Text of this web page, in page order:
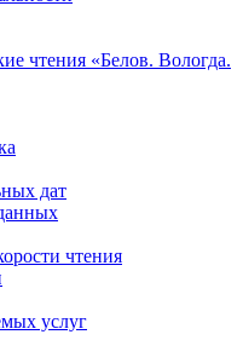
чтения «Белов. Вологда.
дат
чтения
услуг